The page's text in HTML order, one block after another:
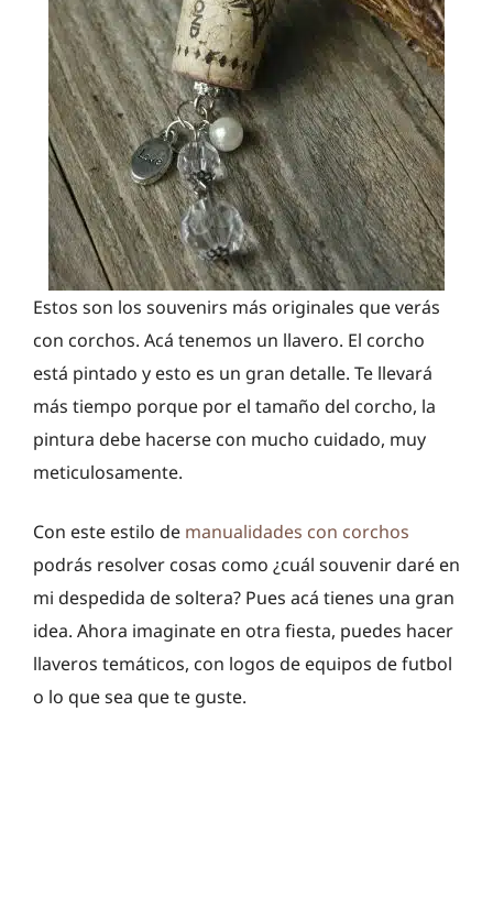
Estos son los souvenirs más originales que verás
con corchos. Acá tenemos un llavero. El corcho
está pintado y esto es un gran detalle. Te llevará
más tiempo porque por el tamaño del corcho, la
pintura debe hacerse con mucho cuidado, muy
meticulosamente.
Con este estilo de manualidades con corchos
podrás resolver cosas como ¿cuál souvenir daré en
mi despedida de soltera? Pues acá tienes una gran
idea. Ahora imaginate en otra fiesta, puedes hacer
llaveros temáticos, con logos de equipos de futbol
o lo que sea que te guste.